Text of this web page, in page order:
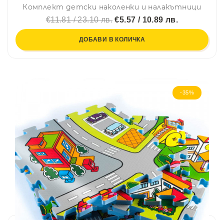
Комплект детски наколенки и налакътници
€11.81 / 23.10 лв. €5.57 / 10.89 лв.
ДОБАВИ В КОЛИЧКА
-35%